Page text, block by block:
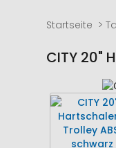
Startseite
CITY 20"
Ende
der
Bildgalerie
springen
Anfang
der
Bildgalerie
springen